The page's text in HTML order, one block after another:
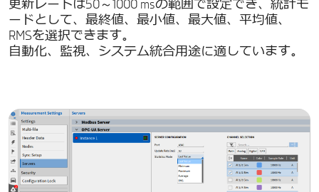
更新レートは50～1000 msの範囲で設定でき、統計モ
ードとして、最終値、最小値、最大値、平均値、
RMSを選択できます。
自動化、監視、システム統合用途に適しています。